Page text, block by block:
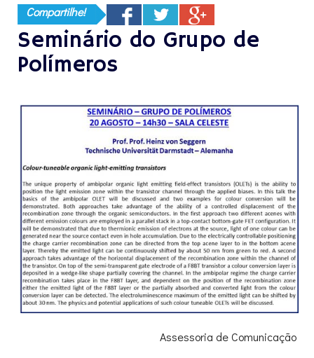
Compartilhe!
Seminário do Grupo de
Polímeros
Assessoria de Comunicação